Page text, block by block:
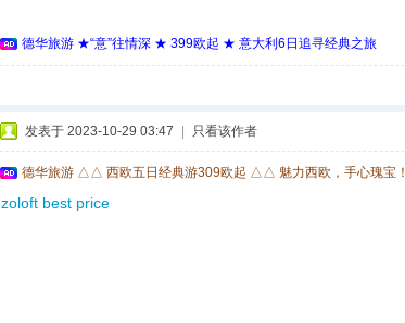
德华旅游 ★“意”往情深 ★ 399欧起 ★ 意大利6日追寻经典之旅
发表于 2023-10-29 03:47 只看该作者
德华旅游 △△ 西欧五日经典游309欧起 △△ 魅力西欧，手心瑰宝！
zoloft best price